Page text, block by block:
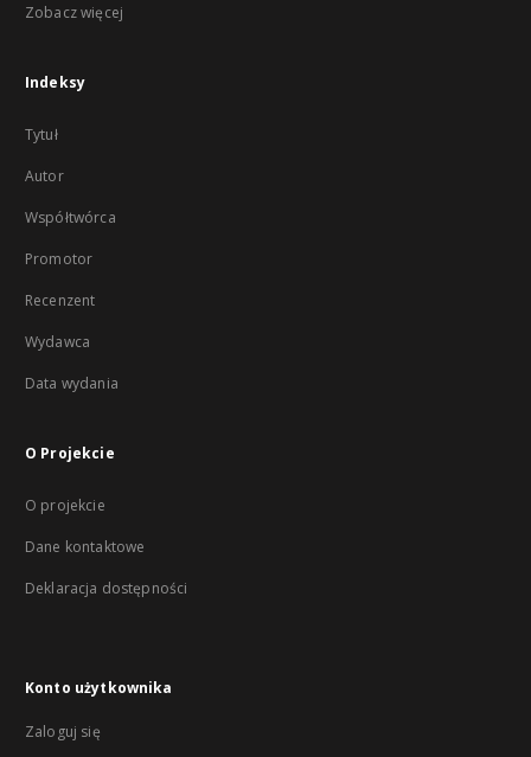
Zobacz więcej
Indeksy
Tytuł
Autor
Współtwórca
Promotor
Recenzent
Wydawca
Data wydania
O Projekcie
O projekcie
Dane kontaktowe
Deklaracja dostępności
Konto użytkownika
Zaloguj się